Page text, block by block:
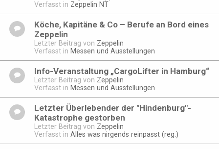
Verfasst in Zeppelin NT
Köche, Kapitäne & Co – Berufe an Bord eines
Zeppelin
Letzter Beitrag von Zeppelin
Verfasst in Messen und Ausstellungen
Info-Veranstaltung „CargoLifter in Hamburg“
Letzter Beitrag von Zeppelin
Verfasst in Messen und Ausstellungen
Letzter Überlebender der "Hindenburg"-
Katastrophe gestorben
Letzter Beitrag von Zeppelin
Verfasst in Alles was nirgends reinpasst (reg.)